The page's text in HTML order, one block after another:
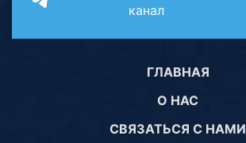
канал
ГЛАВНАЯ
О НАС
СВЯЗАТЬСЯ С НАМИ